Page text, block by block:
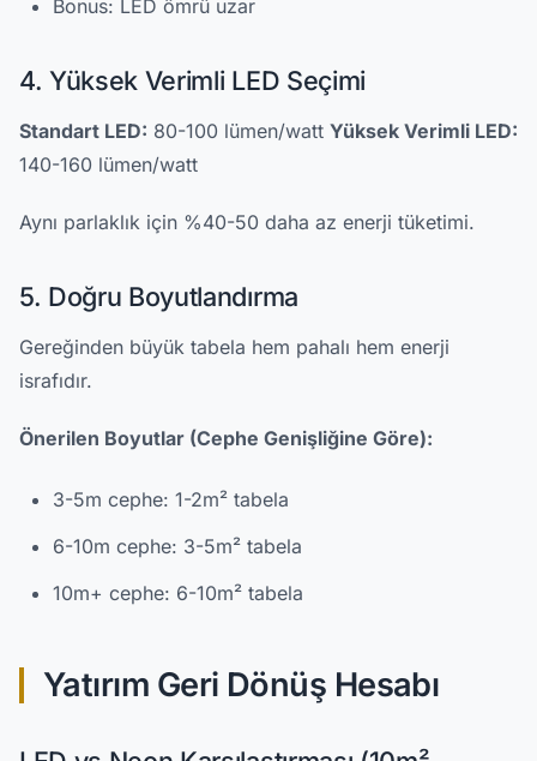
Bonus: LED ömrü uzar
4. Yüksek Verimli LED Seçimi
Standart LED: 80-100 lümen/watt Yüksek Verimli LED:
140-160 lümen/watt
Aynı parlaklık için %40-50 daha az enerji tüketimi.
5. Doğru Boyutlandırma
Gereğinden büyük tabela hem pahalı hem enerji
israfıdır.
Önerilen Boyutlar (Cephe Genişliğine Göre):
3-5m cephe: 1-2m² tabela
6-10m cephe: 3-5m² tabela
10m+ cephe: 6-10m² tabela
Yatırım Geri Dönüş Hesabı